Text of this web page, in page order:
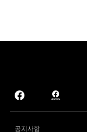
facebook
hmg
journal
공지사항